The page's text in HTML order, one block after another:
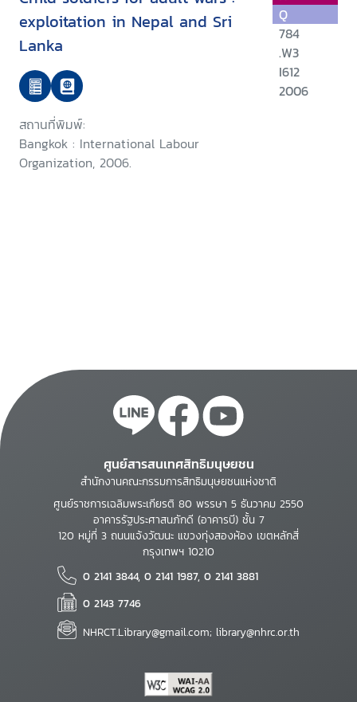
exploitation in Nepal and Sri
Lanka
สถานที่พิมพ์:
Bangkok : International Labour
Organization, 2006.
Q
784
.W3
I612
2006
ศูนย์สารสนเทศสิทธิมนุษยชน
สำนักงานคณะกรรมการสิทธิมนุษยชนแห่งชาติ
ศูนย์ราชการเฉลิมพระเกียรติ 80 พรรษา 5 ธันวาคม 2550
อาคารรัฐประศาสนภักดี (อาคารบี) ชั้น 7
120 หมู่ที่ 3 ถนนแจ้งวัฒนะ แขวงทุ่งสองห้อง เขตหลักสี่
กรุงเทพฯ 10210
0 2141 3844, 0 2141 1987, 0 2141 3881
0 2143 7746
NHRCT.Library@gmail.com; library@nhrc.or.th